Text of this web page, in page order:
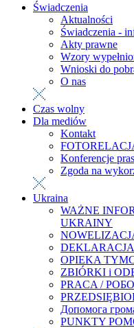
Świadczenia
Aktualności
Świadczenia -
Akty prawne
Wzory
Wnioski do
O nas
Czas wolny
Dla mediów
Kontakt
Konferencje
Zgoda na
Ukraina
WAŻNE
UKRAINY
OPIEKA
ZBIÓRKI i
PRACA /
Допомога
PUNKTY